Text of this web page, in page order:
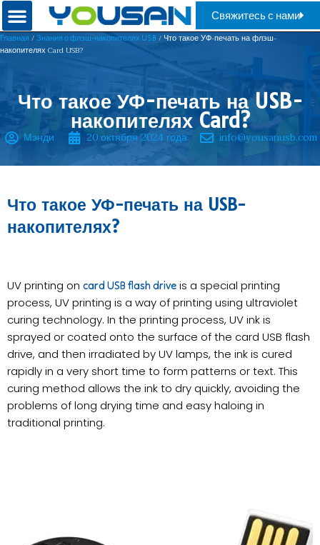
Свяжитесь с нами
Главная / Знания о флэш-накопителях USB / Что такое УФ-печать на флэш-
накопителях Card USB?
Что такое УФ-печать на USB-
накопителях Card?
Мэнди 20 октября 2024 года info@yousanusb.com
Что такое УФ-печать на USB-
накопителях?
UV printing on card USB flash drive is a special printing
process, UV printing is a way of printing using ultraviolet
curing technology. In the printing process, UV ink is
sprayed or coated onto the surface of the card USB flash
drive, and then irradiated by UV lamps, the ink is cured
rapidly in a very short time to form patterns or text. This
curing method allows the ink to dry quickly, avoiding the
problems of long drying time and easy haloing in
traditional printing.